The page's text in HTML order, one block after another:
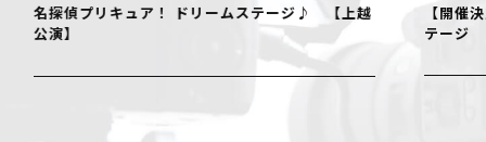
ームステージ♪ 【上越
【開催決定！】仮面ライダーゼッツ
テージ